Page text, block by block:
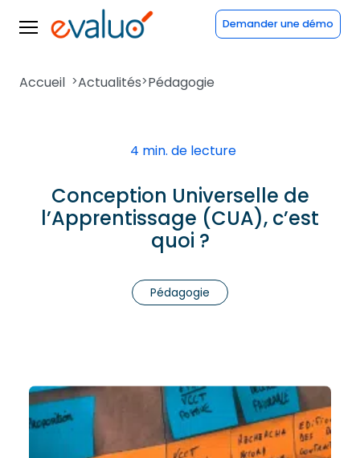
Demander une démo
Accueil >Actualités>Pédagogie
4 min. de lecture
Conception Universelle de
l’Apprentissage (CUA), c’est
quoi ?
Pédagogie